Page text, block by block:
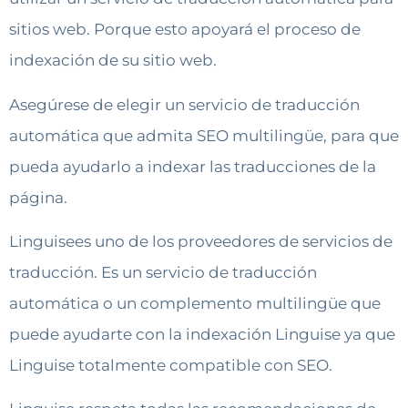
sitios web. Porque esto apoyará el proceso de
indexación de su sitio web.
Asegúrese de elegir un servicio de traducción
automática que admita SEO multilingüe, para que
pueda ayudarlo a indexar las traducciones de la
página.
Linguisees uno de los proveedores de servicios de
traducción. Es un servicio de traducción
automática o un complemento multilingüe que
puede ayudarte con la indexación Linguise ya que
Linguise totalmente compatible con SEO.